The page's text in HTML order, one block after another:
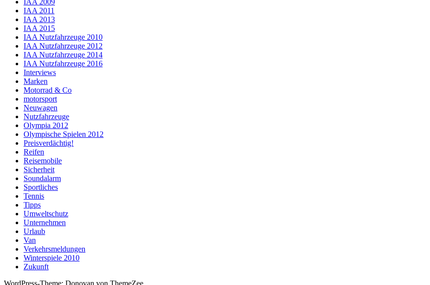
IAA 2011
IAA 2013
IAA 2015
IAA Nutzfahrzeuge 2010
IAA Nutzfahrzeuge 2012
IAA Nutzfahrzeuge 2014
IAA Nutzfahrzeuge 2016
Interviews
Marken
Motorrad & Co
motorsport
Neuwagen
Nutzfahrzeuge
Olympia 2012
Olympische Spielen 2012
Preisverdächtig!
Reifen
Reisemobile
Sicherheit
Soundalarm
Sportliches
Tennis
Tipps
Umweltschutz
Unternehmen
Urlaub
Van
Verkehrsmeldungen
Winterspiele 2010
Zukunft
WordPress-Theme: Donovan von ThemeZee.